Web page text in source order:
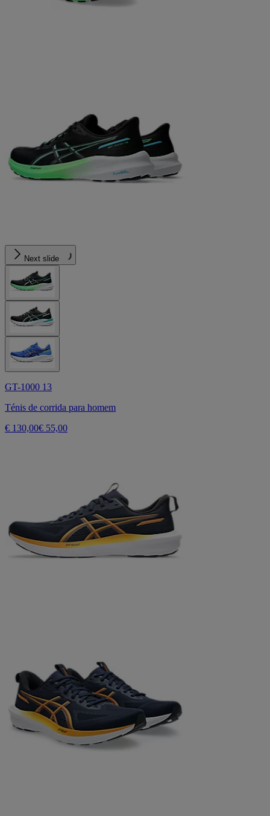
Next slide
GT-1000 13
Ténis de corrida para homem
€ 130,00€ 55,00